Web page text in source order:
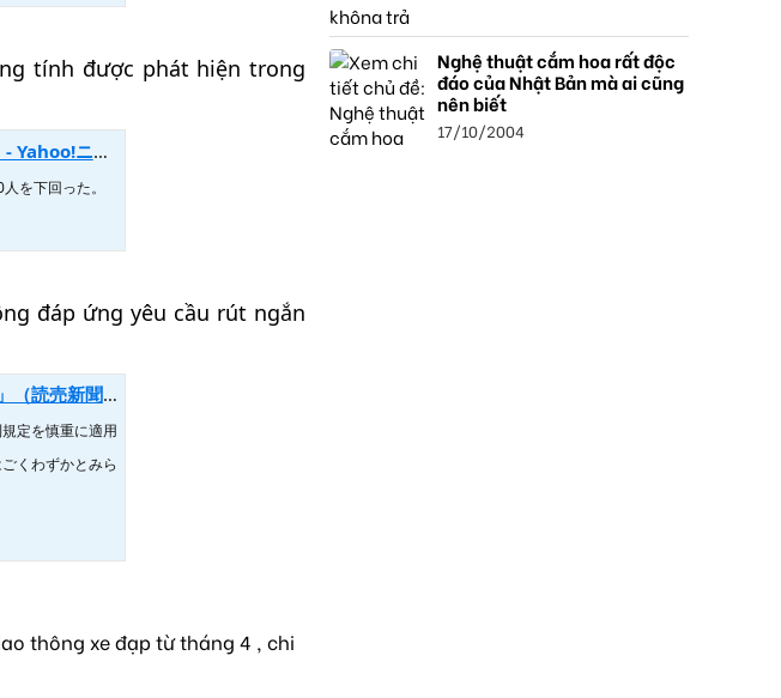
tính được phát hiện trong
ニュース
を下回った。
đáp ứng yêu cầu rút ngắn
Yahoo!ニュース
定を慎重に適用
くわずかとみら
thông xe đạp từ tháng 4 , chi
Nghệ thuật cắm hoa rất độc
đáo của Nhật Bản mà ai cũng
nên biết
17/10/2004